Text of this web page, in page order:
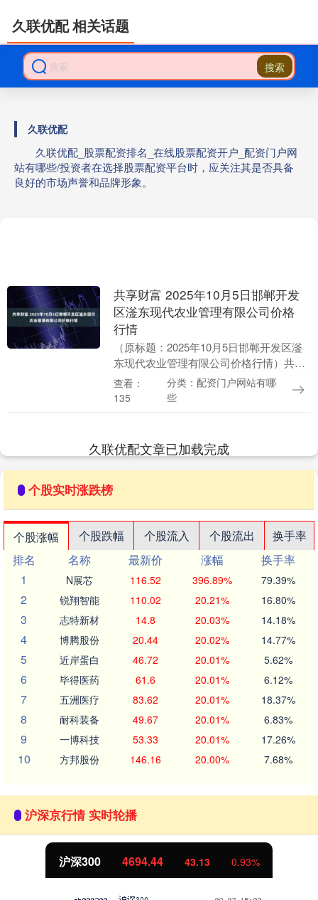
搜索
久联优配
久联优配_股票配资排名_在线股票配资开户_配资门户网
站有哪些/投资者在选择股票配资平台时，应关注其是否具备
良好的市场声誉和品牌形象。
久联优配 相关话题
共享财富 2025年10月5日邯郸开发
区滏东现代农业管理有限公司价格
行情
（原标题：2025年10月5日邯郸开发区滏
东现代农业管理有限公司价格行情）共享
财富 品种 最高价 最低价 大宗价 花生 4.00
3.40 3.80 大白菜 1....
查看：
135
分类：配资门户网站有哪
些
久联优配文章已加载完成
个股实时涨跌榜
个股涨幅 个股跌幅 个股流入 个股流出
换手率
排名
名称 最新价 涨幅
换手率
1
N展芯 116.52 396.89% 79.39%
2 锐翔智能 110.02 20.21% 16.80%
3 志特新材 14.8 20.03% 14.18%
4 博腾股份 20.44 20.02% 14.77%
5 近岸蛋白 46.72 20.01% 5.62%
6 毕得医药 61.6 20.01% 6.12%
7 五洲医疗 83.62 20.01% 18.37%
8 耐科装备 49.67 20.01% 6.83%
9 一博科技 53.33 20.01% 17.26%
10 方邦股份 146.16 20.00% 7.68%
沪深京行情 实时轮播
沪深300 4694.44 43.13 0.93%